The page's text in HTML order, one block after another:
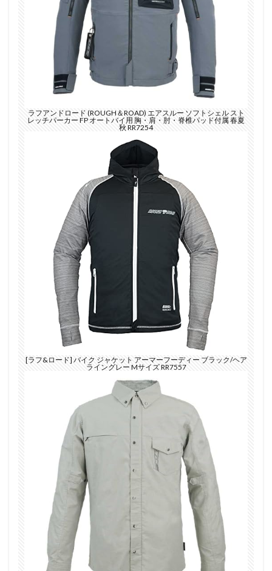
ラフアンドロード (ROUGH＆ROAD) エアスルー ソフトシェル スト
レッチパーカー FP オートバイ用 胸・肩・肘・脊椎パッド付属 春夏
秋 RR7254
[ラフ&ロード] バイク ジャケット アーマーフーディー ブラック/ヘア
ライングレー Mサイズ RR7557